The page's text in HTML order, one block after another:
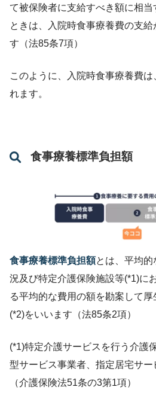
保険薬局及び保険薬剤師療
保を含む）
（指定訪問看護の取扱いに
保、国保を含む）
保険医療機関及び保険薬局
保険医及び保険薬剤師の登
年金を含めた社会保障制度の
て被保険者に支給すべき額に相
ときは、入院時食事療養費の支
す（法85条7項）
このように、入院時食事療養費
れます。
食事療養標準負担額
食事療養標準負担額とは、平均的
況及び特定介護保険施設等(*1)に
る平均的な費用の額を勘案して
(*2)をいいます（法85条2項）
(*1)特定介護サービスを行う介護
型サービス事業者、指定居宅サ
（介護保険法51条の3第1項）